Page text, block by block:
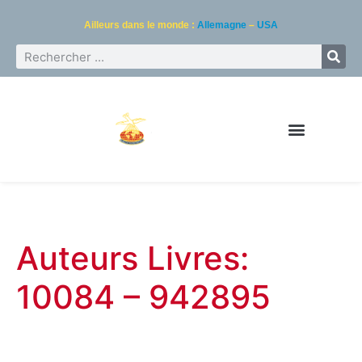
Ailleurs dans le monde : Allemagne – USA
Auteurs Livres:
10084 – 942895